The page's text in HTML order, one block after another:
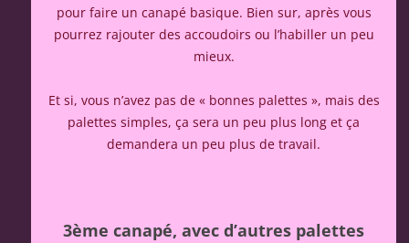
pour faire un canapé basique. Bien sur, après vous
pourrez rajouter des accoudoirs ou l’habiller un peu
mieux.
Et si, vous n’avez pas de « bonnes palettes », mais des
palettes simples, ça sera un peu plus long et ça
demandera un peu plus de travail.
3ème canapé, avec d’autres palettes